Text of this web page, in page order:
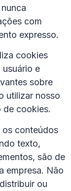
com
expresso.
cookies
usuário e
sobre
utilizar nosso
de cookies.
os conteúdos
texto,
são de
empresa. Não
ou